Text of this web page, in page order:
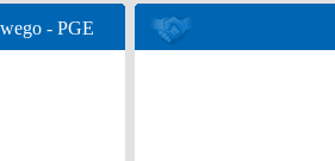
- PGE